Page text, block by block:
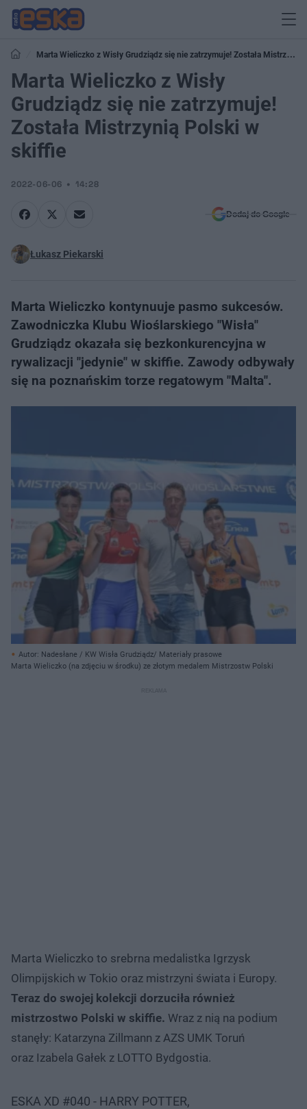
Marta Wieliczko z Wisły Grudziądz się nie zatrzymuje! Została Mistrzynią
Polski w skiffie
Marta Wieliczko z Wisły
Grudziądz się nie zatrzymuje!
Została Mistrzynią Polski w
skiffie
2022-06-06 14:28
Dodaj do Google
Łukasz Piekarski
Marta Wieliczko kontynuuje pasmo sukcesów.
Zawodniczka Klubu Wioślarskiego "Wisła"
Grudziądz okazała się bezkonkurencyjna w
rywalizacji "jedynie" w skiffie. Zawody odbywały
się na poznańskim torze regatowym "Malta".
Autor: Nadesłane / KW Wisła Grudziądz/ Materiały prasowe
Marta Wieliczko (na zdjęciu w środku) ze złotym medalem Mistrzostw Polski
Marta Wieliczko to srebrna medalistka Igrzysk
Olimpijskich w Tokio oraz mistrzyni świata i Europy.
Teraz do swojej kolekcji dorzuciła również
mistrzostwo Polski w skiffie. Wraz z nią na podium
stanęły: Katarzyna Zillmann z AZS UMK Toruń
oraz Izabela Gałek z LOTTO Bydgostia.
ESKA XD #040 - HARRY POTTER,